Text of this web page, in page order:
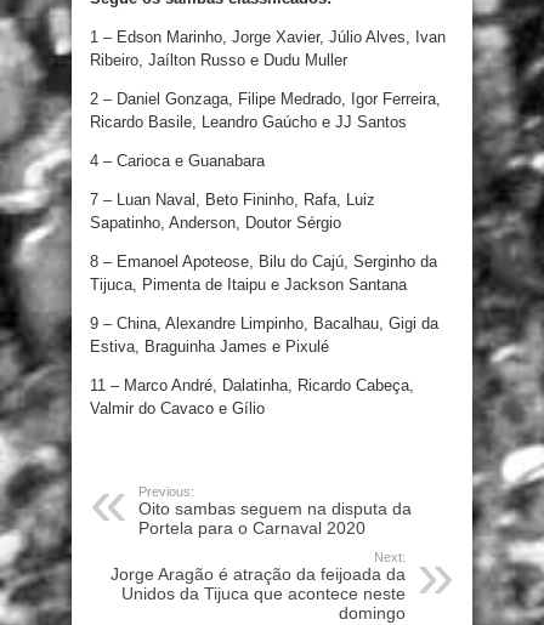
1 – Edson Marinho, Jorge Xavier, Júlio Alves, Ivan
Ribeiro, Jaílton Russo e Dudu Muller
2 – Daniel Gonzaga, Filipe Medrado, Igor Ferreira,
Ricardo Basile, Leandro Gaúcho e JJ Santos
4 – Carioca e Guanabara
7 – Luan Naval, Beto Fininho, Rafa, Luiz
Sapatinho, Anderson, Doutor Sérgio
8 – Emanoel Apoteose, Bilu do Cajú, Serginho da
Tijuca, Pimenta de Itaipu e Jackson Santana
9 – China, Alexandre Limpinho, Bacalhau, Gigi da
Estiva, Braguinha James e Pixulé
11 – Marco André, Dalatinha, Ricardo Cabeça,
Valmir do Cavaco e Gílio
Previous:
Oito sambas seguem na disputa da
Portela para o Carnaval 2020
Next:
Jorge Aragão é atração da feijoada da
Unidos da Tijuca que acontece neste
domingo